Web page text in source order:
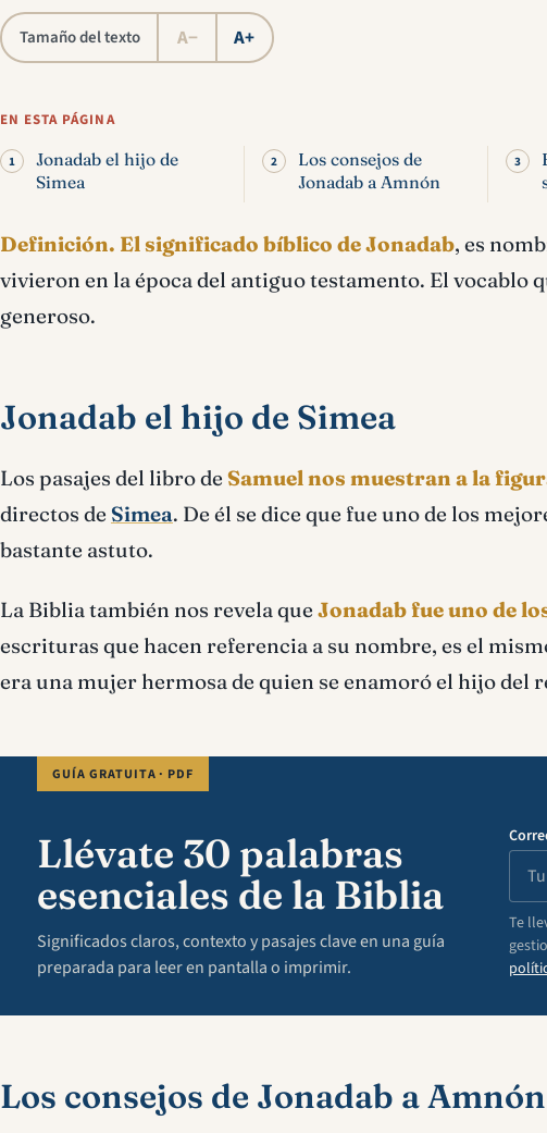
Tamaño del texto A− A+
EN ESTA PÁGINA
Jonadab el hijo de
Simea
Los consejos de
Jonadab a Amnón
Definición. El significado bíblico de Jonadab, es
vivieron en la época del antiguo testamento. El vocablo
generoso.
Jonadab el hijo de Simea
Los pasajes del libro de Samuel nos muestran a la
directos de Simea. De él se dice que fue uno de los
bastante astuto.
La Biblia también nos revela que Jonadab fue uno de
escrituras que hacen referencia a su nombre, es el
era una mujer hermosa de quien se enamoró el hijo del
GUÍA GRATUITA · PDF
Llévate 30 palabras
esenciales de la Biblia
Significados claros, contexto y pasajes clave en una guía
preparada para leer en pantalla o imprimir.
Te
Los consejos de Jonadab a Amnón